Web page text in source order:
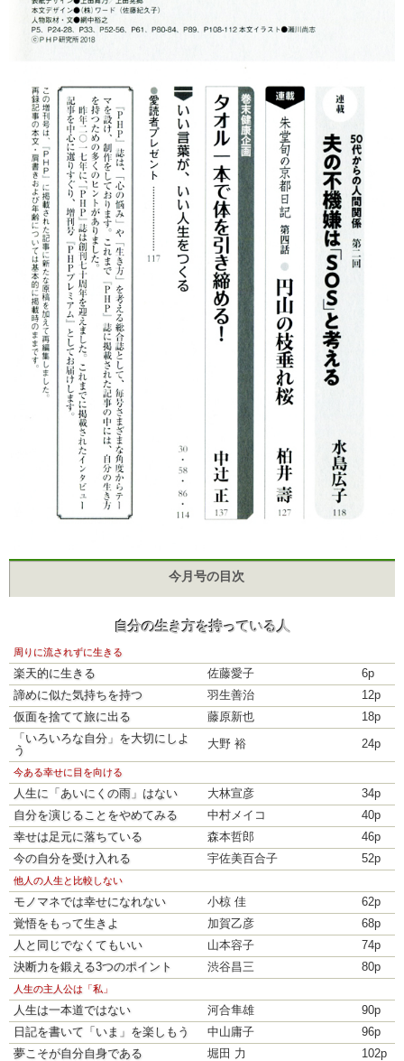
今月号の目次
自分の生き方を持っている人
周りに流されずに生きる
楽天的に生きる 佐藤愛子
6p
諦めに似た気持ちを持つ
羽生善治
12p
仮面を捨てて旅に出る
藤原新也
18p
「いろいろな自分」を大切にしよ
う
大野 裕 24p
今ある幸せに目を向ける
人生に「あいにくの雨」はない 大林宣彦
34p
自分を演じることをやめてみる
中村メイコ
40p
幸せは足元に落ちている
森本哲郎
46p
今の自分を受け入れる
宇佐美百合子 52p
他人の人生と比較しない
モノマネでは幸せになれない 小椋 佳
62p
覚悟をもって生きよ
加賀乙彦
68p
人と同じでなくてもいい
山本容子
74p
決断力を鍛える3つのポイント
渋谷昌三 80p
人生の主人公は「私」
人生は一本道ではない 河合隼雄
90p
日記を書いて「いま」を楽しもう
中山庸子
96p
夢こそが自分自身である
堀田 力
102p